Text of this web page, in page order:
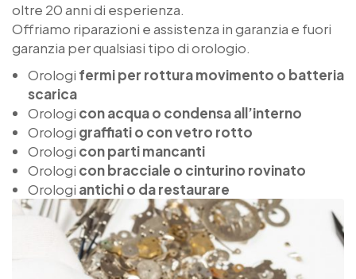
oltre 20 anni di esperienza.
Offriamo riparazioni e assistenza in garanzia e fuori
garanzia per qualsiasi tipo di orologio.
Orologi fermi per rottura movimento o batteria
scarica
Orologi con acqua o condensa all’interno
Orologi graffiati o con vetro rotto
Orologi con parti mancanti
Orologi con bracciale o cinturino rovinato
Orologi antichi o da restaurare